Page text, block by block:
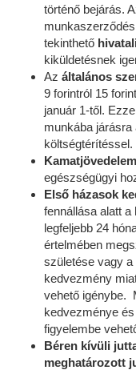
történő bejárás.
tekinthető
kiküldetésnek
Az általános
9 forintról 15
január 1-től.
munkába
költségtérítéssel.
Kamatjövedelem
egészségügyi
Első házasok
fennállása alatt
legfeljebb 24
értelmében
születése vagy
kedvezmény
vehető igénybe.
kedvezménye
figyelembe
Béren kívüli
meghatározott